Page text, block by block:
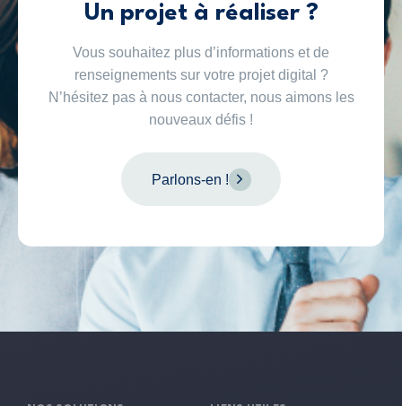
Un projet à réaliser ?
Vous souhaitez plus d’informations et de
renseignements sur votre projet digital ?
N’hésitez pas à nous contacter, nous aimons les
nouveaux défis !
Parlons-en !